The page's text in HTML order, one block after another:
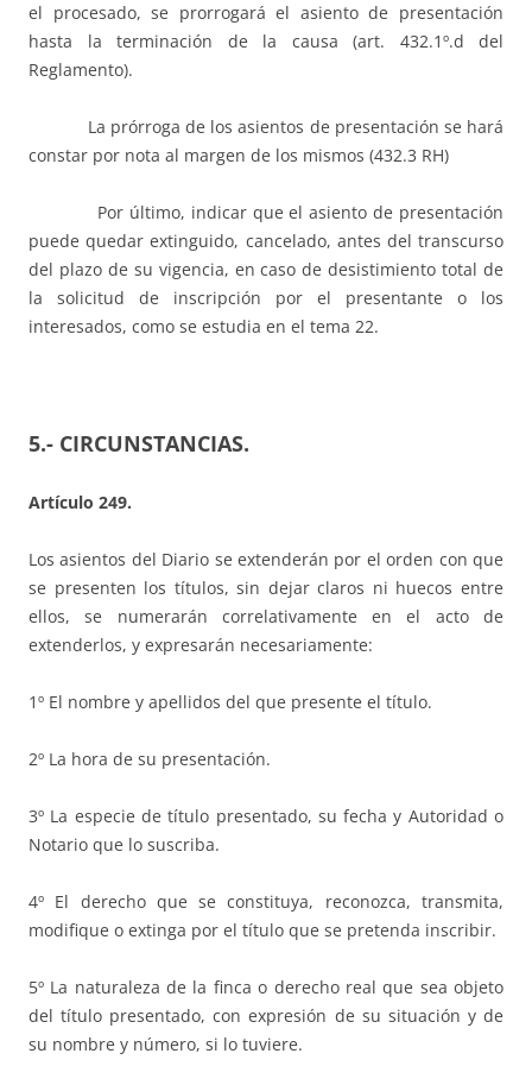
el procesado, se prorrogará el asiento de presentación
hasta la terminación de la causa (art. 432.1º.d del
Reglamento).
La prórroga de los asientos de presentación se hará
constar por nota al margen de los mismos (432.3 RH)
Por último, indicar que el asiento de presentación
puede quedar extinguido, cancelado, antes del transcurso
del plazo de su vigencia, en caso de desistimiento total de
la solicitud de inscripción por el presentante o los
interesados, como se estudia en el tema 22.
5.- CIRCUNSTANCIAS.
Artículo 249.
Los asientos del Diario se extenderán por el orden con que
se presenten los títulos, sin dejar claros ni huecos entre
ellos, se numerarán correlativamente en el acto de
extenderlos, y expresarán necesariamente:
1º El nombre y apellidos del que presente el título.
2º La hora de su presentación.
3º La especie de título presentado, su fecha y Autoridad o
Notario que lo suscriba.
4º El derecho que se constituya, reconozca, transmita,
modifique o extinga por el título que se pretenda inscribir.
5º La naturaleza de la finca o derecho real que sea objeto
del título presentado, con expresión de su situación y de
su nombre y número, si lo tuviere.